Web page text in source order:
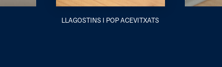
LLAGOSTINS I POP ACEVITXATS